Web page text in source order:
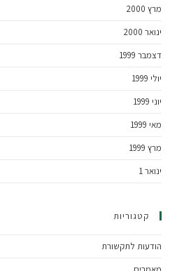
מרץ 2000
ינואר 2000
דצמבר 1999
יולי 1999
יוני 1999
מאי 1999
מרץ 1999
ינואר 1
קטגוריות
הודעות לתקשורת